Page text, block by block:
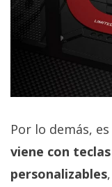
Por lo demás,
viene con
personalizables